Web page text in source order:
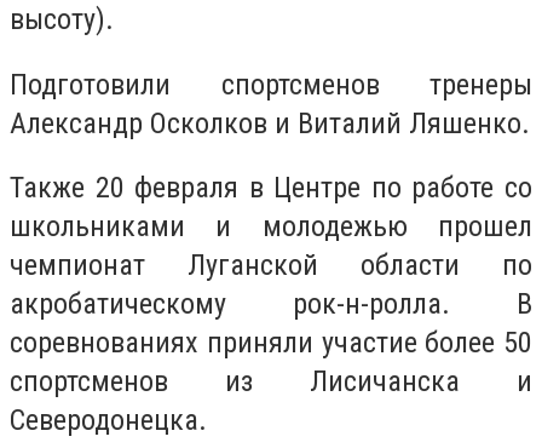
высоту).
Подготовили спортсменов тренеры
Александр Осколков и Виталий Ляшенко.
Также 20 февраля в Центре по работе со
школьниками и молодежью прошел
чемпионат Луганской области по
акробатическому рок-н-ролла. В
соревнованиях приняли участие более 50
спортсменов из Лисичанска и
Северодонецка.